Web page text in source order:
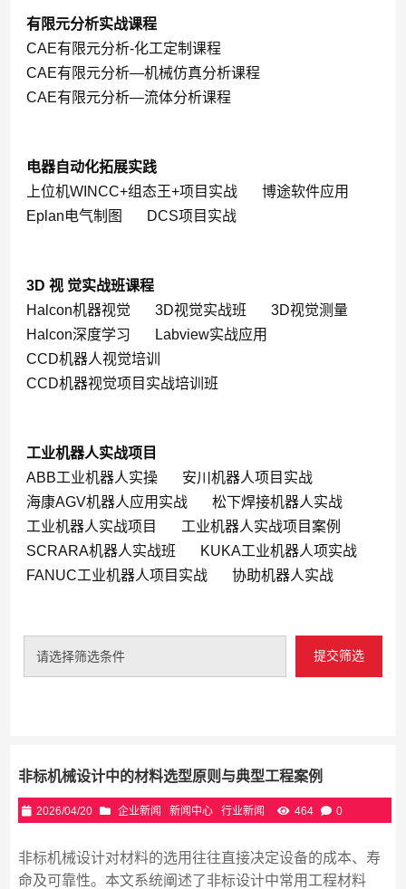
有限元分析实战课程
CAE有限元分析-化工定制课程
CAE有限元分析—机械仿真分析课程
CAE有限元分析—流体分析课程
电器自动化拓展实践
上位机WINCC+组态王+项目实战
博途软件应用
Eplan电气制图
DCS项目实战
3D 视 觉实战班课程
Halcon机器视觉
3D视觉实战班
3D视觉测量
Halcon深度学习
Labview实战应用
CCD机器人视觉培训
CCD机器视觉项目实战培训班
工业机器人实战项目
ABB工业机器人实操
安川机器人项目实战
海康AGV机器人应用实战
松下焊接机器人实战
工业机器人实战项目
工业机器人实战项目案例
SCRARA机器人实战班
KUKA工业机器人项实战
FANUC工业机器人项目实战
协助机器人实战
请选择筛选条件 提交筛选
非标机械设计中的材料选型原则与典型工程案例
2026/04/20 企业新闻 新闻中心 行业新闻 464 0
非标机械设计对材料的选用往往直接决定设备的成本、寿
命及可靠性。本文系统阐述了非标设计中常用工程材料